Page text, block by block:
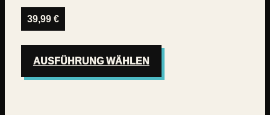
39,99 €
AUSFÜHRUNG WÄHLEN